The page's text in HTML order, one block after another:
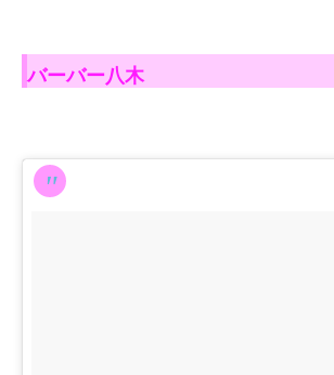
バーバー八木